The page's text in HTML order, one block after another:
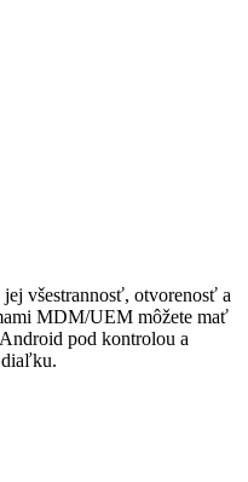
všestrannosť, otvorenosť a
MDM/UEM môžete mať
pod kontrolou a